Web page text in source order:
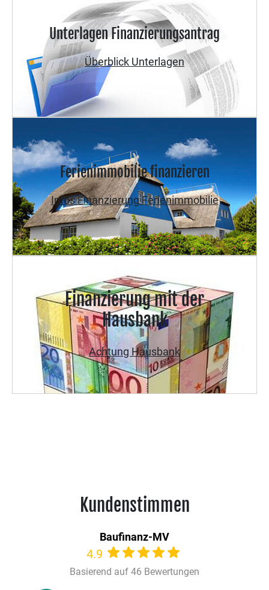
Unterlagen Finanzierungsantrag
Überblick Unterlagen
Ferienimmobilie finanzieren
Infos Finanzierung Ferienimmobilie
Finanzierung mit der
Hausbank
Achtung Hausbank
Kundenstimmen
Baufinanz-MV
4.9
Basierend auf 46 Bewertungen